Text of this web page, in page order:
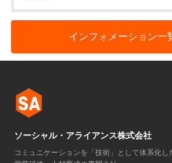
インフォメーション一
ソーシャル・アライアンス株式会社
コミュニケーションを「技術」として体系化し